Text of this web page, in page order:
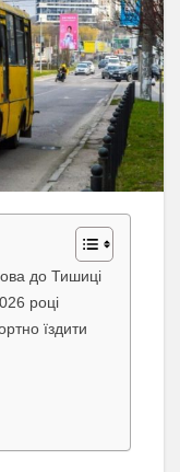
до Тишиці
році
їздити